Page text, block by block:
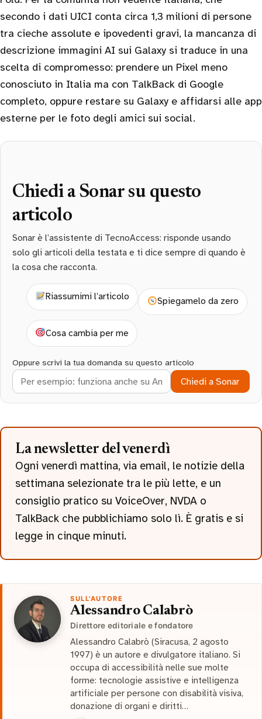
secondo i dati UICI conta circa 1,3 milioni di persone
tra cieche assolute e ipovedenti gravi, la mancanza di
descrizione immagini AI sui Galaxy si traduce in una
scelta di compromesso: prendere un Pixel meno
conosciuto in Italia ma con TalkBack di Google
completo, oppure restare su Galaxy e affidarsi alle app
esterne per le foto degli amici sui social.
Chiedi a Sonar su questo
articolo
Sonar è l’assistente di TecnoAccess: risponde usando
solo gli articoli della testata e ti dice sempre di quando è
la cosa che racconta.
Riassumimi l’articolo Spiegamelo da zero
Cosa cambia per me
Oppure scrivi la tua domanda su questo articolo
Chiedi a Sonar
La newsletter del venerdì
Ogni venerdì mattina, via email, le notizie della
settimana selezionate tra le più lette, e un
consiglio pratico su VoiceOver, NVDA o
TalkBack che pubblichiamo solo lì. È gratis e si
legge in cinque minuti.
SULL'AUTORE
Alessandro Calabrò
Direttore editoriale e fondatore
Alessandro Calabrò (Siracusa, 2 agosto
1997) è un autore e divulgatore italiano. Si
occupa di accessibilità nelle sue molte
forme: tecnologie assistive e intelligenza
artificiale per persone con disabilità visiva,
donazione di organi e diritti…